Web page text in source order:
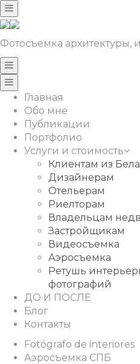
Фотосъемка архитектуры,
Главная
Обо мне
Публикации
Портфолио
Услуги и стоимость
Клиентам из
Дизайнерам
Отельерам
Риелторам
Владельцам
Застройщикам
Видеосъемка
Аэросъемка
Ретушь
фотографий
ДО И ПОСЛЕ
Блог
Контакты
Fotógrafo de interiores
Аэросъемка СПБ